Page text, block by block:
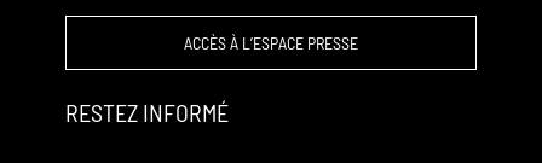
ACCÈS À L’ESPACE PRESSE
RESTEZ INFORMÉ